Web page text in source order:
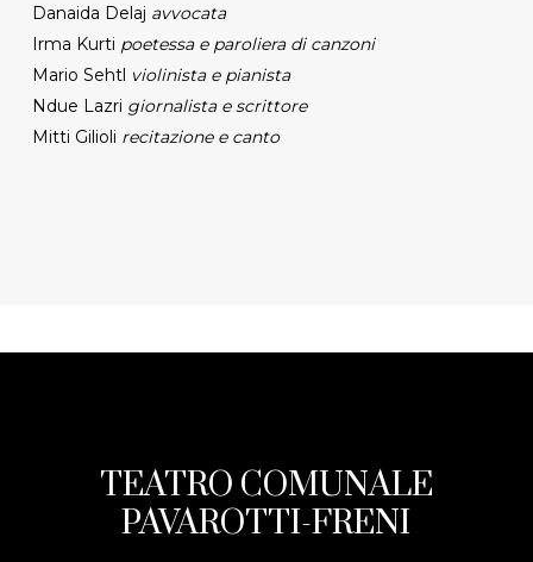
Danaida Delaj avvocata
Irma Kurti poetessa e paroliera di canzoni
Mario Sehtl violinista e pianista
Ndue Lazri giornalista e scrittore
Mitti Gilioli recitazione e canto
TEATRO COMUNALE
PAVAROTTI-FRENI